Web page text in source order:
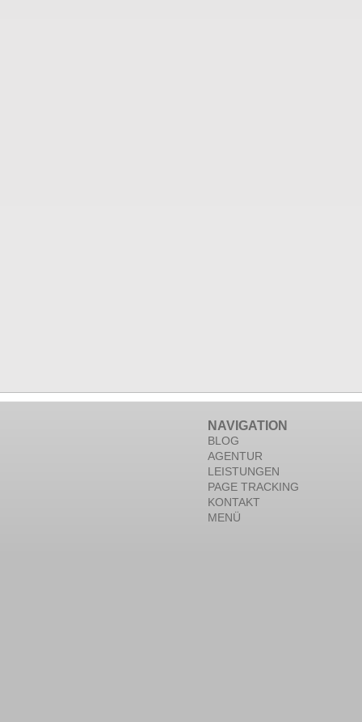
NAVIGATION
BLOG
AGENTUR
LEISTUNGEN
PAGE TRACKING
KONTAKT
MENÜ